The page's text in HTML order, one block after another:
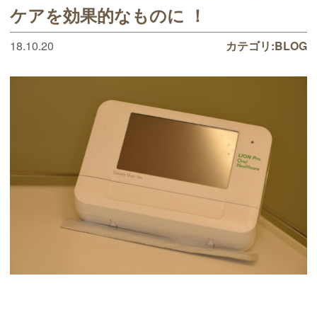
ケアを効果的なものに ！
18.10.20 カテゴリ:BLOG